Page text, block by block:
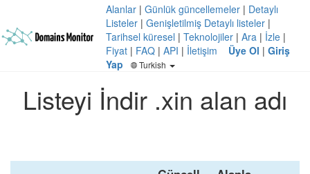
Alanlar | Günlük güncellemeler | Detaylı
Listeler | Genişletilmiş Detaylı listeler |
Tarihsel küresel | Teknolojiler | Ara | İzle |
Fiyat | FAQ | API | İletişim Üye Ol | Giriş
Yap
Turkish
Listeyi İndir .xin alan adı